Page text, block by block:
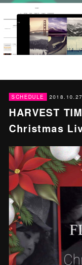
SCHEDULE
HARVEST
Christmas